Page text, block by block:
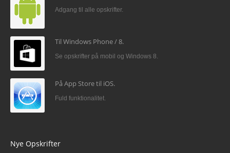
Adgang til alle opskrifter.
Til Windows Phone / 8.
Se opskrifter på mobil og Windows 8.
På App Store til iOS.
Fuld funktionalitet.
Nye Opskrifter